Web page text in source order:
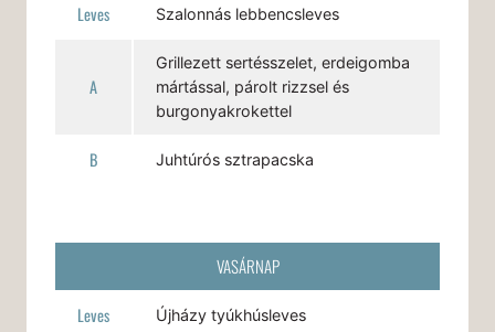
Leves Szalonnás lebbencsleves
A
Grillezett sertésszelet, erdeigomba
mártással, párolt rizzsel és
burgonyakrokettel
B Juhtúrós sztrapacska
VASÁRNAP
Leves Újházy tyúkhúsleves